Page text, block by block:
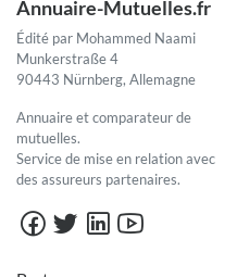
Annuaire-Mutuelles.fr
Édité par Mohammed Naami
Munkerstraße 4
90443 Nürnberg, Allemagne
Annuaire et comparateur de
mutuelles.
Service de mise en relation avec
des assureurs partenaires.